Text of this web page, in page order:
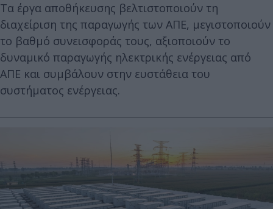
Τα έργα αποθήκευσης βελτιστοποιούν τη
διαχείριση της παραγωγής των ΑΠΕ, μεγιστοποιούν
το βαθμό συνεισφοράς τους, αξιοποιούν το
δυναμικό παραγωγής ηλεκτρικής ενέργειας από
ΑΠΕ και συμβάλουν στην ευστάθεια του
συστήματος ενέργειας.